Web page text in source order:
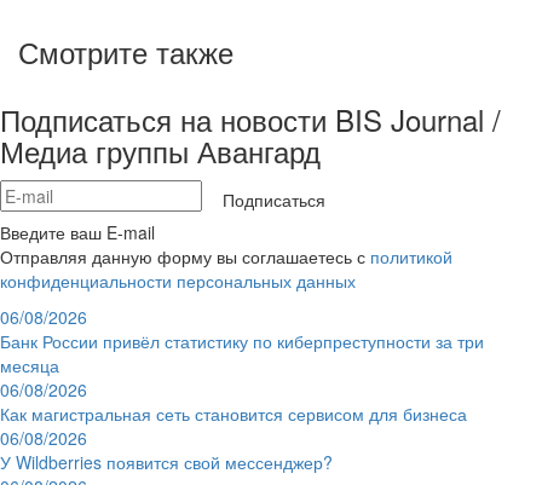
Смотрите также
Подписаться на новости BIS Journal /
Медиа группы Авангард
Подписаться
Введите ваш E-mail
Отправляя данную форму вы соглашаетесь с политикой
конфиденциальности персональных данных
06/08/2026
Банк России привёл статистику по киберпреступности за три
месяца
06/08/2026
Как магистральная сеть становится сервисом для бизнеса
06/08/2026
У Wildberries появится свой мессенджер?